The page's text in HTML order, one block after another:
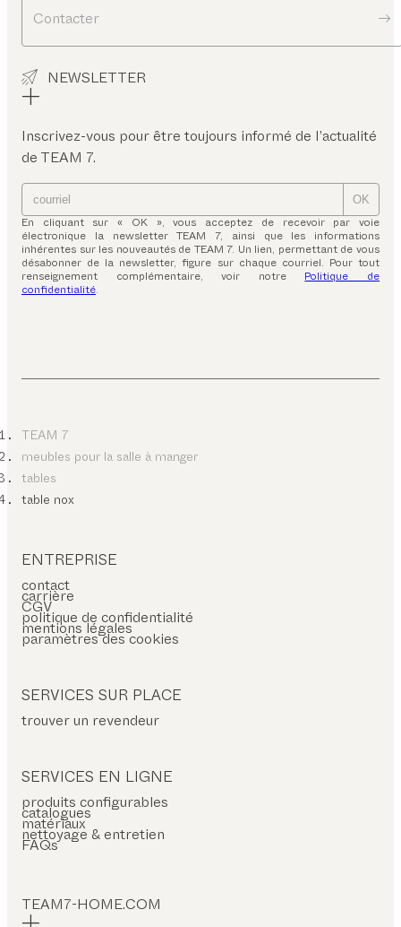
Contacter
NEWSLETTER
Inscrivez-vous pour être toujours informé de l’actualité
de TEAM 7.
OK
En cliquant sur « OK », vous acceptez de recevoir par voie
électronique la newsletter TEAM 7, ainsi que les informations
inhérentes sur les nouveautés de TEAM 7. Un lien, permettant de vous
désabonner de la newsletter, figure sur chaque courriel. Pour tout
renseignement complémentaire, voir notre Politique de
confidentialité.
TEAM 7
meubles pour la salle à manger
tables
table nox
ENTREPRISE
contact
carrière
CGV
politique de confidentialité
mentions légales
paramètres des cookies
SERVICES SUR PLACE
trouver un revendeur
SERVICES EN LIGNE
produits configurables
catalogues
matériaux
nettoyage & entretien
FAQs
TEAM7-HOME.COM